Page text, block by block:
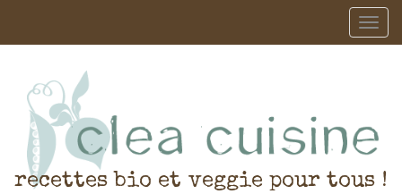
recettes bio et veggie pour tous !